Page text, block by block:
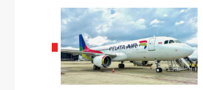
Terdampak
Erupsi
Lewotobi
di
NTT
AHY
Tinjau
Inpres
Jalan
Daerah
2023